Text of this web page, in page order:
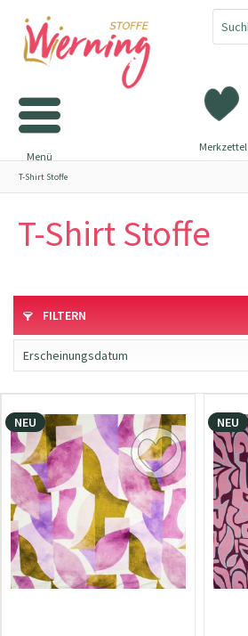
Merkzettel
Menü
T-Shirt Stoffe
T-Shirt Stoffe
FILTERN
NEU NEU